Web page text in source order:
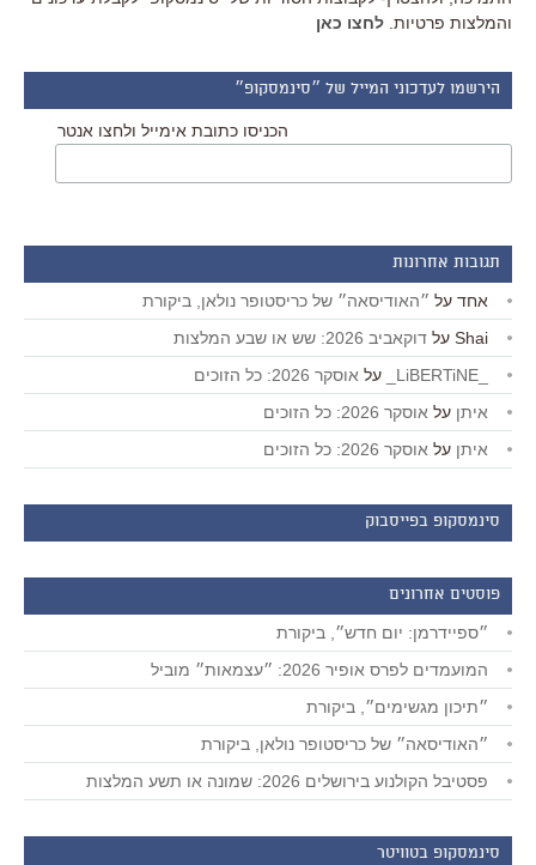
והמלצות פרטיות. לחצו כאן
הירשמו לעדכוני המייל של ״סינמסקופ״
הכניסו כתובת אימייל ולחצו אנטר
תגובות אחרונות
אחד על ״האודיסאה״ של כריסטופר נולאן, ביקורת
Shai על דוקאביב 2026: שש או שבע המלצות
על אוסקר 2026: כל הזוכים
איתן על אוסקר 2026: כל הזוכים
איתן על אוסקר 2026: כל הזוכים
סינמסקופ בפייסבוק
פוסטים אחרונים
״ספיידרמן: יום חדש״, ביקורת
המועמדים לפרס אופיר 2026: ״עצמאות״ מוביל
״תיכון מגשימים״, ביקורת
״האודיסאה״ של כריסטופר נולאן, ביקורת
פסטיבל הקולנוע בירושלים 2026: שמונה או תשע המלצות
סינמסקופ בטוויטר